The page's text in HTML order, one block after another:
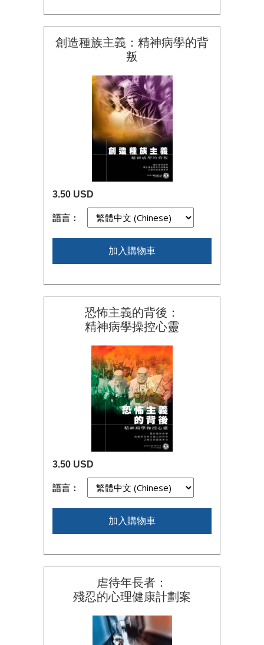
創造種族主義：精神病學的背
叛
3.50 USD
語言：
加入購物車
恐怖主義的背後：
精神病學操控心靈
3.50 USD
語言：
加入購物車
虐待年長者：
殘忍的心理健康計劃案